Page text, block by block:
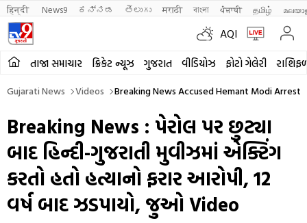
हिन्दी News9 ಕನ್ನಡ తెలుగు मराठी বাংলা ਪੰਜਾਬੀ தமிழ்
AQI
તાજા સમાચાર ક્રિકેટ ન્યૂઝ ગુજરાત વીડિયોઝ ફોટો ગેલેરી
Gujarati News Videos Breaking News Accused Hemant Modi
Breaking News : પેરોલ પર છુટ્યા
બાદ હિન્દી-ગુજરાતી મુવીઝમાં એક્ટિંગ
કરતો હતો હત્યાનો ફરાર આરોપી, 12
વર્ષ બાદ ઝડપાયો, જુઓ Video